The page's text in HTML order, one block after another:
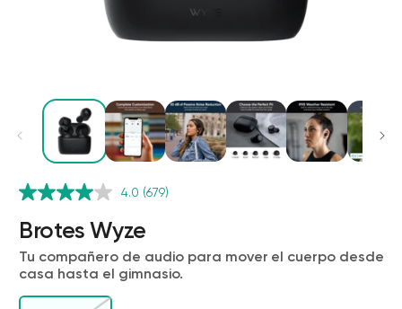
4.0 (679)
Brotes Wyze
Tu compañero de audio para mover el cuerpo desde
casa hasta el gimnasio.
32 GB
Blanco
More
options
Add to cart